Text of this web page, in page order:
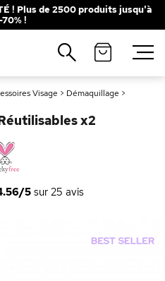
! Plus de 2500 produits jusqu'à
!
Visage > Démaquillage >
x2
5 sur 25 avis
Fermer
populaires
Palette